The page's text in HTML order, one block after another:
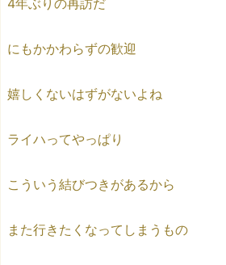
にもかかわらずの歓迎
嬉しくないはずがないよね
ライハってやっぱり
こういう結びつきがあるから
また行きたくなってしまうもの